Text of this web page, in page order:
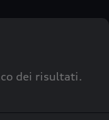
dei risultati.